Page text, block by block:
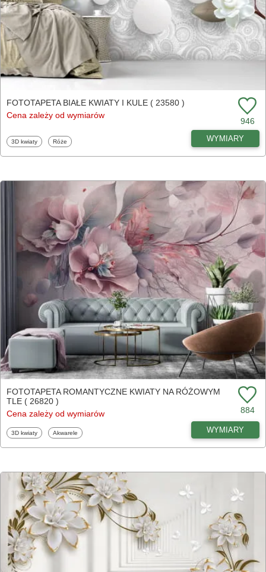
FOTOTAPETA BIAŁE KWIATY I KULE ( 23580 )
Cena zależy od wymiarów
946
Fototapety
3D kwiaty Fototapety
Róże WYMIARY
FOTOTAPETA ROMANTYCZNE KWIATY NA RÓŻOWYM
TLE ( 26820 )
Cena zależy od wymiarów
884
Fototapety
3D kwiaty Fototapety
Akwarele WYMIARY